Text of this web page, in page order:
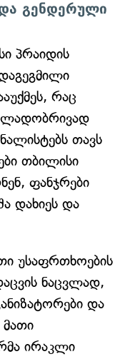
გენდერული
პრაიდის
რაც
თავს
თბილისი
ფანჯრები
დახიეს და
უსაფრთხოების
ნაცვლად,
და
ირაკლი